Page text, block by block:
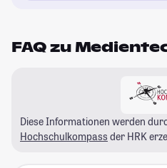
FAQ zu
Diese Informationen werden
Hochschulkompass der HRK